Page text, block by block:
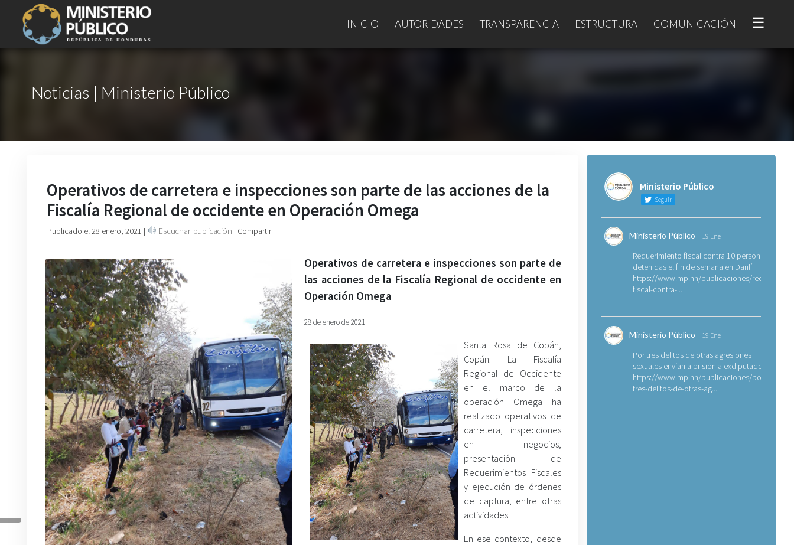
INICIO AUTORIDADES TRANSPARENCIA ESTRUCTURA COMUNICACIÓN ☰
Noticias | Ministerio Público
Operativos de carretera e inspecciones son parte de las acciones de la
Fiscalía Regional de occidente en Operación Omega
Publicado el 28 enero, 2021 | Escuchar publicación | Compartir
Operativos de carretera e inspecciones son parte de
las acciones de la Fiscalía Regional de occidente en
Operación Omega
28 de enero de 2021
Santa Rosa de Copán,
Copán. La Fiscalía
Regional de Occidente
en el marco de la
operación Omega ha
realizado operativos de
carretera, inspecciones
en negocios,
presentación de
Requerimientos Fiscales
y ejecución de órdenes
de captura, entre otras
actividades.
En ese contexto, desde
Ministerio Público
Seguir
Ministerio Público 19 Ene
Requerimiento fiscal contra 10 personas
detenidas el fin de semana en Danlí
https://www.mp.hn/publicaciones/
fiscal-contra-...
Ministerio Público 19 Ene
Por tres delitos de otras agresiones
sexuales envían a prisión a exdiputado
https://www.mp.hn/publicaciones/por-
tres-delitos-de-otras-ag...